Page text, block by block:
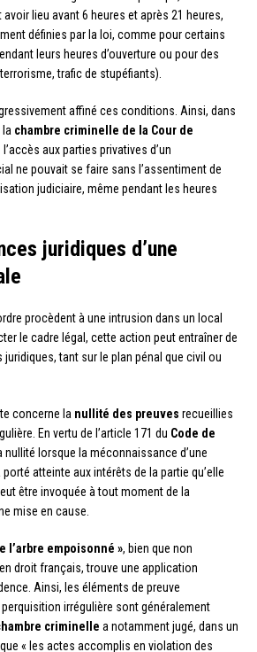
lieu avant 6 heures et après 21 heures,
définies par la loi, comme pour certains
leurs heures d’ouverture ou pour des
trafic de stupéfiants).
affiné ces conditions. Ainsi, dans
la chambre criminelle de la Cour de
aux parties privatives d’un
ne pouvait se faire sans l’assentiment de
judiciaire, même pendant les heures
juridiques d’une
procèdent à une intrusion dans un local
le cadre légal, cette action peut entraîner de
tant sur le plan pénal que civil ou
concerne la nullité des preuves recueillies
En vertu de l’article 171 du Code de
nullité lorsque la méconnaissance d’une
atteinte aux intérêts de la partie qu’elle
être invoquée à tout moment de la
mise en cause.
l’arbre empoisonné », bien que non
droit français, trouve une application
Ainsi, les éléments de preuve
irrégulière sont généralement
criminelle a notamment jugé, dans un
« les actes accomplis en violation des